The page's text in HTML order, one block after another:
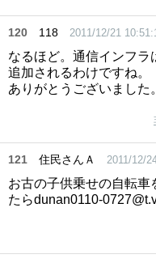
120 118 2011/12/21
なるほど。通信インフ
追加されるわけですね。
ありがとうございました
121 住民さんＡ 2011/12/
お古の子供乗せの自転
たらdunan0110-